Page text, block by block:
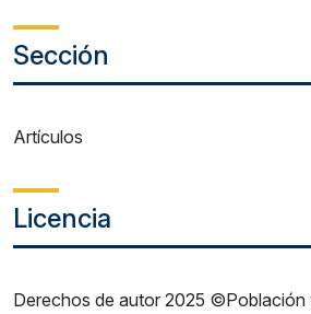
Sección
Artículos
Licencia
Derechos de autor 2025 ©Población